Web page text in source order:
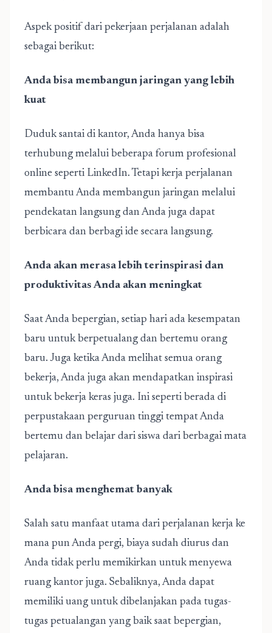
Aspek positif dari pekerjaan perjalanan adalah
sebagai berikut:
Anda bisa membangun jaringan yang lebih
kuat
Duduk santai di kantor, Anda hanya bisa
terhubung melalui beberapa forum profesional
online seperti LinkedIn. Tetapi kerja perjalanan
membantu Anda membangun jaringan melalui
pendekatan langsung dan Anda juga dapat
berbicara dan berbagi ide secara langsung.
Anda akan merasa lebih terinspirasi dan
produktivitas Anda akan meningkat
Saat Anda bepergian, setiap hari ada kesempatan
baru untuk berpetualang dan bertemu orang
baru. Juga ketika Anda melihat semua orang
bekerja, Anda juga akan mendapatkan inspirasi
untuk bekerja keras juga. Ini seperti berada di
perpustakaan perguruan tinggi tempat Anda
bertemu dan belajar dari siswa dari berbagai mata
pelajaran.
Anda bisa menghemat banyak
Salah satu manfaat utama dari perjalanan kerja ke
mana pun Anda pergi, biaya sudah diurus dan
Anda tidak perlu memikirkan untuk menyewa
ruang kantor juga. Sebaliknya, Anda dapat
memiliki uang untuk dibelanjakan pada tugas-
tugas petualangan yang baik saat bepergian,